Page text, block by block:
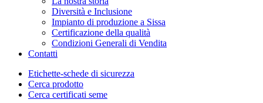
Diversità e Inclusione
Impianto di produzione a Sissa
Certificazione della qualità
Condizioni Generali di Vendita
Contatti
Etichette-schede di sicurezza
Cerca prodotto
Cerca certificati seme